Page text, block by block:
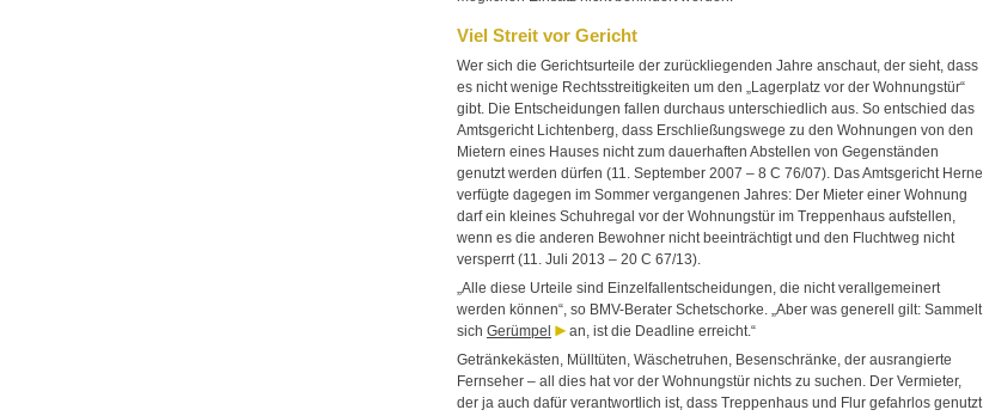
Viel Streit vor Gericht
Wer sich die Gerichtsurteile der zurückliegenden Jahre anschaut, der sieht, dass
es nicht wenige Rechtsstreitigkeiten um den „Lagerplatz vor der Wohnungstür“
gibt. Die Entscheidungen fallen durchaus unterschiedlich aus. So entschied das
Amtsgericht Lichtenberg, dass Erschließungswege zu den Wohnungen von den
Mietern eines Hauses nicht zum dauerhaften Abstellen von Gegenständen
genutzt werden dürfen (11. September 2007 – 8 C 76/07). Das Amtsgericht Herne
verfügte dagegen im Sommer vergangenen Jahres: Der Mieter einer Wohnung
darf ein kleines Schuhregal vor der Wohnungstür im Treppenhaus aufstellen,
wenn es die anderen Bewohner nicht beeinträchtigt und den Fluchtweg nicht
versperrt (11. Juli 2013 – 20 C 67/13).
„Alle diese Urteile sind Einzelfallentscheidungen, die nicht verallgemeinert
werden können“, so BMV-Berater Schetschorke. „Aber was generell gilt: Sammelt
sich Gerümpel
an, ist die Deadline erreicht.“
Getränkekästen, Mülltüten, Wäschetruhen, Besenschränke, der ausrangierte
Fernseher – all dies hat vor der Wohnungstür nichts zu suchen. Der Vermieter,
der ja auch dafür verantwortlich ist, dass Treppenhaus und Flur gefahrlos genutzt